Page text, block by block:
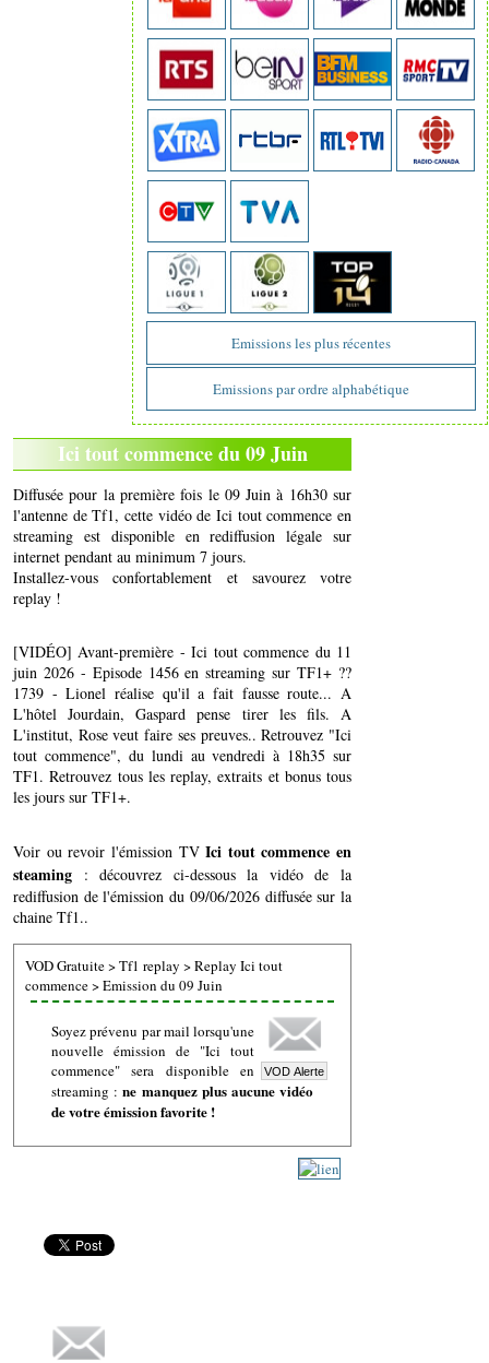
Emissions les plus récentes
Emissions par ordre alphabétique
Ici tout commence du 09 Juin
Diffusée pour la première fois le 09 Juin à 16h30 sur
l'antenne de Tf1, cette vidéo de Ici tout commence en
streaming est disponible en rediffusion légale sur
internet pendant au minimum 7 jours.
Installez-vous confortablement et savourez votre
replay !
[VIDÉO] Avant-première - Ici tout commence du 11
juin 2026 - Episode 1456 en streaming sur TF1+ ??
1739 - Lionel réalise qu'il a fait fausse route... A
L'hôtel Jourdain, Gaspard pense tirer les fils. A
L'institut, Rose veut faire ses preuves.. Retrouvez "Ici
tout commence", du lundi au vendredi à 18h35 sur
TF1. Retrouvez tous les replay, extraits et bonus tous
les jours sur TF1+.
Voir ou revoir l'émission TVIci tout commence en
steaming : découvrez ci-dessous la vidéo de la
rediffusion de l'émission du 09/06/2026 diffusée sur la
chaine Tf1..
VOD Gratuite>Tf1 replay >Replay Ici tout
commence>Emission du 09 Juin
Soyez prévenu par mail lorsqu'une
nouvelle émission de "Ici tout
commence" sera disponible en
streaming :ne manquez plus aucune vidéo
de votre émission favorite !